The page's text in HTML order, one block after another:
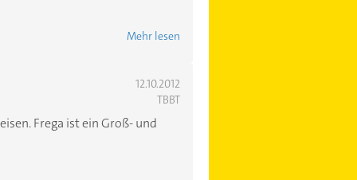
Mehr lesen
12.10.2012
TBBT
Frega ist ein Groß- und